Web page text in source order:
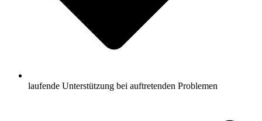
laufende Unterstützung bei auftretenden Problemen